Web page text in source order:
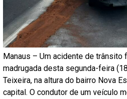
Manaus – Um acidente de trânsito
madrugada desta segunda-feira
Teixeira, na altura do bairro Nova
capital. O condutor de um veículo